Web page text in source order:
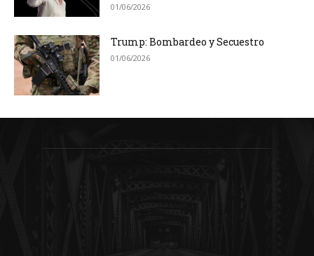
01/06/2026
Trump: Bombardeo y Secuestro
01/06/2026